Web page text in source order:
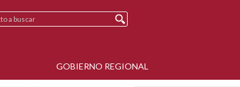
GOBIERNO REGIONAL